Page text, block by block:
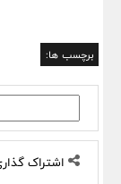
برچسب ها:
اشتراک